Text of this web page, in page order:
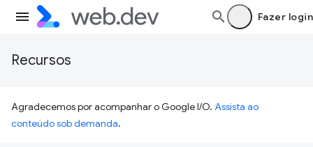
Fazer login
Recursos
Agradecemos por acompanhar o Google I/O. Assista ao
conteúdo sob demanda.